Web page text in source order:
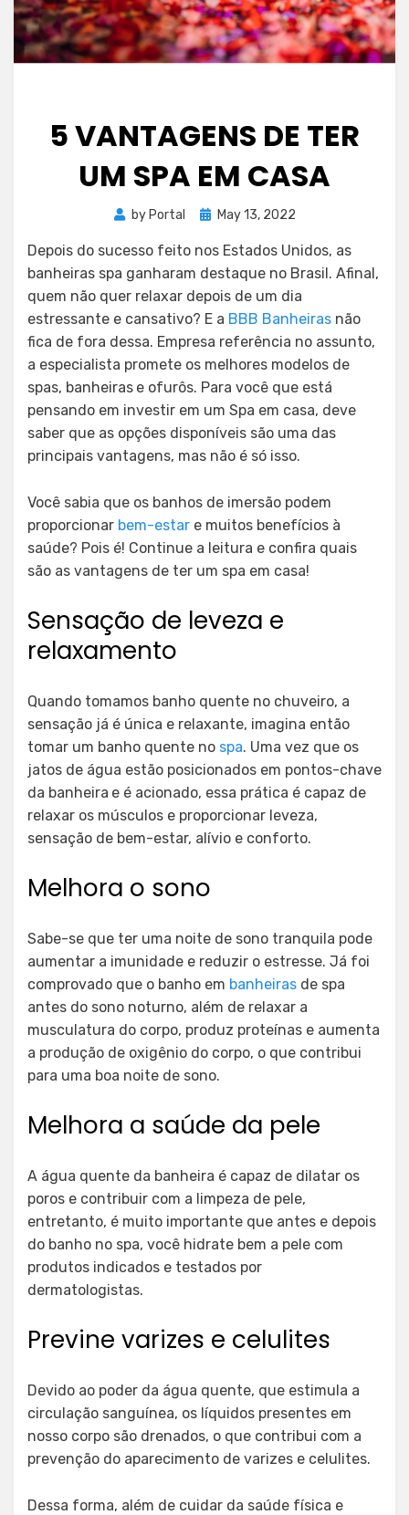
5 VANTAGENS DE TER
UM SPA EM CASA
by Portal
PostedMay 13, 2022
Depois do sucesso feito nos Estados Unidos, as
banheiras spa ganharam destaque no Brasil. Afinal,
quem não quer relaxar depois de um dia
estressante e cansativo? E a BBB Banheiras não
fica de fora dessa. Empresa referência no assunto,
a especialista promete os melhores modelos de
spas, banheiras e ofurôs. Para você que está
pensando em investir em um Spa em casa, deve
saber que as opções disponíveis são uma das
principais vantagens, mas não é só isso.
Você sabia que os banhos de imersão podem
proporcionar bem-estar e muitos benefícios à
saúde? Pois é! Continue a leitura e confira quais
são as vantagens de ter um spa em casa!
Sensação de leveza e
relaxamento
Quando tomamos banho quente no chuveiro, a
sensação já é única e relaxante, imagina então
tomar um banho quente no spa. Uma vez que os
jatos de água estão posicionados em pontos-chave
da banheira e é acionado, essa prática é capaz de
relaxar os músculos e proporcionar leveza,
sensação de bem-estar, alívio e conforto.
Melhora o sono
Sabe-se que ter uma noite de sono tranquila pode
aumentar a imunidade e reduzir o estresse. Já foi
comprovado que o banho em banheiras de spa
antes do sono noturno, além de relaxar a
musculatura do corpo, produz proteínas e aumenta
a produção de oxigênio do corpo, o que contribui
para uma boa noite de sono.
Melhora a saúde da pele
A água quente da banheira é capaz de dilatar os
poros e contribuir com a limpeza de pele,
entretanto, é muito importante que antes e depois
do banho no spa, você hidrate bem a pele com
produtos indicados e testados por
dermatologistas.
Previne varizes e celulites
Devido ao poder da água quente, que estimula a
circulação sanguínea, os líquidos presentes em
nosso corpo são drenados, o que contribui com a
prevenção do aparecimento de varizes e celulites.
Dessa forma, além de cuidar da saúde física e